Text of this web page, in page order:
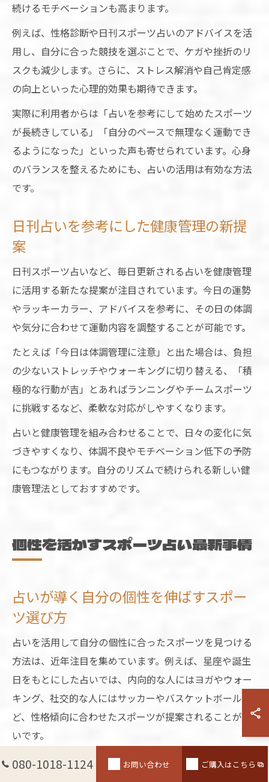
続けるモチベーションも高まります。
例えば、性格診断や日刊スポーツ占いのアドバイスを活
用し、自分に合った競技を選ぶことで、ケガや挫折のリ
スクも減少します。さらに、ストレス解消や自己肯定感
の向上といった心理的効果も期待できます。
実際に利用者からは「占いを参考にして始めたスポーツ
が長続きしている」「自分のペースで無理なく運動でき
るようになった」といった声も寄せられています。心身
のバランスを整えるためにも、占いの活用は有効な方法
です。
日刊占いを参考にした健康管理の新提
案
日刊スポーツ占いなど、毎日更新される占いを健康管理
に活用する新たな提案が注目されています。今日の運勢
やラッキーカラー、アドバイスを参考に、その日の体調
や気分に合わせて運動内容を調整することが可能です。
たとえば「今日は体調管理に注意」と出た場合は、負担
の少ないストレッチやウォーキングに切り替える、「積
極的な行動が吉」とあればランニングやチームスポーツ
に挑戦するなど、柔軟な対応がしやすくなります。
占いと健康管理を組み合わせることで、日々の変化に気
づきやすくなり、体調不良やモチベーション低下の予防
にもつながります。自分のリズムで続けられる新しい健
康管理法としておすすめです。
個性を活かすスポーツ占い最新事情
占いが導く自分の個性を伸ばすスポー
ツ選び方
占いを活用して自分の個性に合ったスポーツを見つける
方法は、近年注目を集めています。例えば、星座や誕生
日をもとにした占いでは、内向的な人にはヨガやウォー
キング、社交的な人にはサッカーやバスケットボールな
ど、性格傾向に合わせたスポーツが提案されることが多
いです。
このアプローチは、無理なく楽しく続けるためのヒント
080-1018-1124 お問い合わせ ご購入はこちら